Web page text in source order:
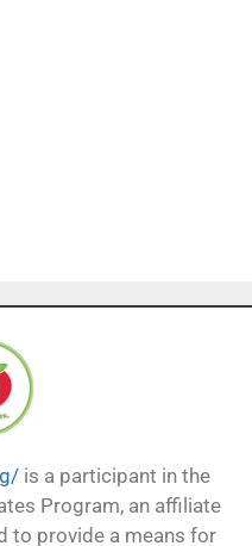
is a participant in the
Program, an affiliate
to provide a means for